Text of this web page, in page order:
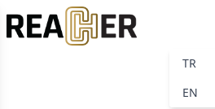
TR
EN